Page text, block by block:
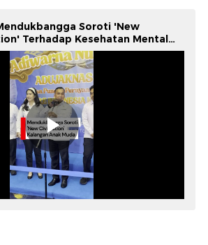
Soroti 'New
Terhadap Kesehatan Mental